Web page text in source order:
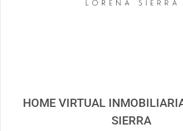
HOME VIRTUAL
SIERRA